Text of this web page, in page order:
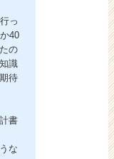
っ
40
の
識
待
書
な